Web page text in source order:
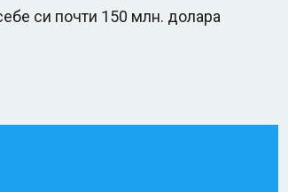
си почти 150 млн. долара